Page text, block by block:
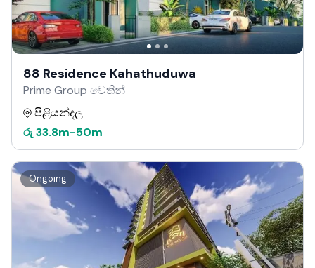
88 Residence Kahathuduwa
Prime Group වෙතින්
පිළියන්දල
රු 33.8m-50m
Ongoing